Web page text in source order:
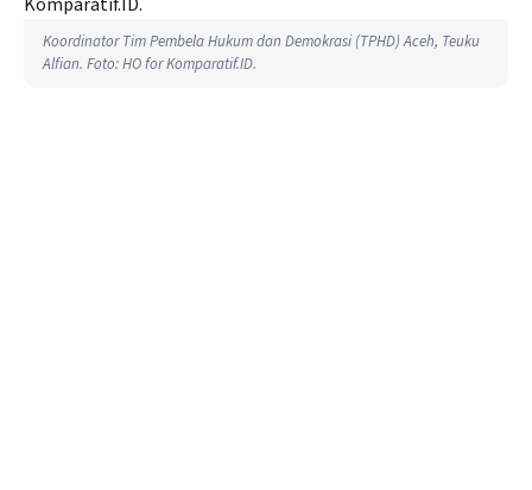
Koordinator Tim Pembela Hukum dan Demokrasi (TPHD) Aceh, Teuku
Alfian. Foto: HO for Komparatif.ID.